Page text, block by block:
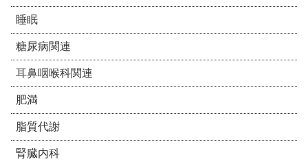
睡眠
糖尿病関連
耳鼻咽喉科関連
肥満
脂質代謝
腎臓内科